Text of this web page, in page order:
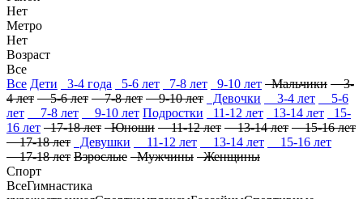
Нет
Метро
Нет
Возраст
Все
Все Дети 3-4 года 5-6 лет 7-8 лет 9-10 лет Мальчики 3-
4 лет 5-6 лет 7-8 лет 9-10 лет Девочки 3-4 лет
5-6
лет
7-8 лет 9-10 лет Подростки 11-12 лет 13-14 лет
15-
16 лет 17-18 лет Юноши 11-12 лет 13-14 лет 15-16 лет
17-18 лет
Девушки 11-12 лет 13-14 лет
15-16 лет
17-18 лет Взрослые Мужчины Женщины
Спорт
ВсеГимнастика